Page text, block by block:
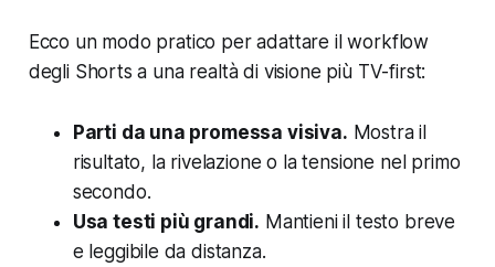
Ecco un modo pratico per adattare il workflow
degli Shorts a una realtà di visione più TV-first:
Parti da una promessa visiva. Mostra il
risultato, la rivelazione o la tensione nel primo
secondo.
Usa testi più grandi. Mantieni il testo breve
e leggibile da distanza.